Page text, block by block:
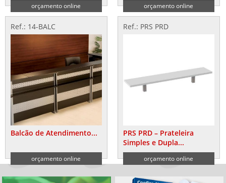
orçamento online orçamento online
Ref.: 14-BALC
Balcão de Atendimento...
orçamento online
Ref.: PRS PRD
PRS PRD – Prateleira
Simples e Dupla...
orçamento online